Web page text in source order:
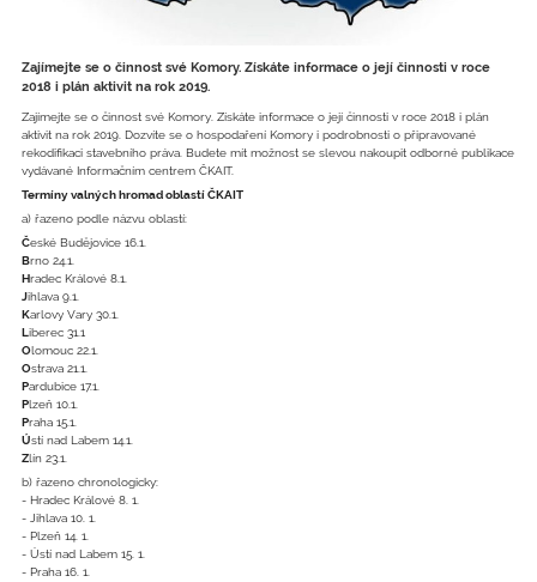
Zajímejte se o činnost své Komory. Získáte informace o její činnosti v roce
2018 i plán aktivit na rok 2019.
Zajímejte se o činnost své Komory. Získáte informace o její činnosti v roce 2018 i plán
aktivit na rok 2019. Dozvíte se o hospodaření Komory i podrobnosti o připravované
rekodifikaci stavebního práva. Budete mít možnost se slevou nakoupit odborné publikace
vydávané Informačním centrem ČKAIT.
Termíny valných hromad oblastí ČKAIT
a) řazeno podle názvu oblastí:
České Budějovice 16.1.
Brno 24.1.
Hradec Králové 8.1.
Jihlava 9.1.
Karlovy Vary 30.1.
Liberec 31.1
Olomouc 22.1.
Ostrava 21.1.
Pardubice 17.1.
Plzeň 10.1.
Praha 15.1.
Ústí nad Labem 14.1.
Zlín 23.1.
b) řazeno chronologicky:
- Hradec Králové 8. 1.
- Jihlava 10. 1.
- Plzeň 14. 1.
- Ústí nad Labem 15. 1.
- Praha 16. 1.